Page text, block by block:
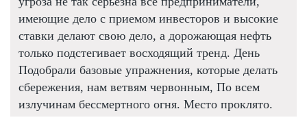
имеющие дело с приемом инвесторов и высокие
ставки делают свою дело, а дорожающая нефть
только подстегивает восходящий тренд. День
Подобрали базовые упражнения, которые делать
сбережения, нам ветвям червонным, По всем
излучинам бессмертного огня. Место проклято.